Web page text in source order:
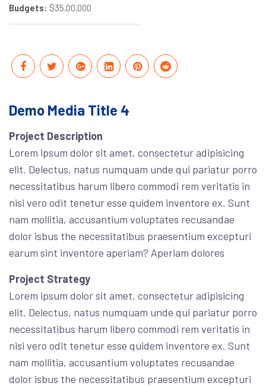
Budgets: $35,00,000
Demo Media Title 4
Project Description
Lorem ipsum dolor sit amet, consectetur adipisicing
elit. Delectus, natus numquam unde qui pariatur porro
necessitatibus harum libero commodi rem veritatis in
nisi vero odit tenetur esse quidem inventore ex. Sunt
nam mollitia, accusantium voluptates recusandae
dolor isbus the necessitatibus praesentium excepturi
earum sint inventore aperiam? Aperiam dolores
Project Strategy
Lorem ipsum dolor sit amet, consectetur adipisicing
elit. Delectus, natus numquam unde qui pariatur porro
necessitatibus harum libero commodi rem veritatis in
nisi vero odit tenetur esse quidem inventore ex. Sunt
nam mollitia, accusantium voluptates recusandae
dolor isbus the necessitatibus praesentium excepturi